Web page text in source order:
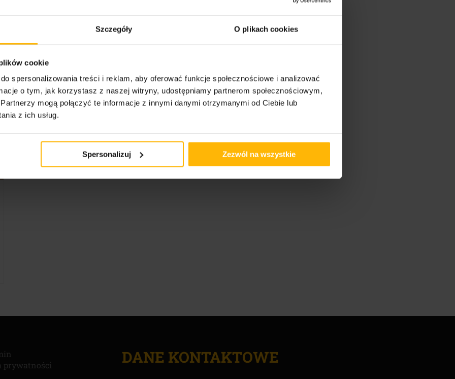
Szczegóły O plikach cookies
cookie
spersonalizowania treści i reklam, aby oferować funkcje społecznościowe i analizować
o tym, jak korzystasz z naszej witryny, udostępniamy partnerom społecznościowym,
mogą połączyć te informacje z innymi danymi otrzymanymi od Ciebie lub
z ich usług.
Spersonalizuj Zezwól na wszystkie
prywatności
DANE KONTAKTOWE